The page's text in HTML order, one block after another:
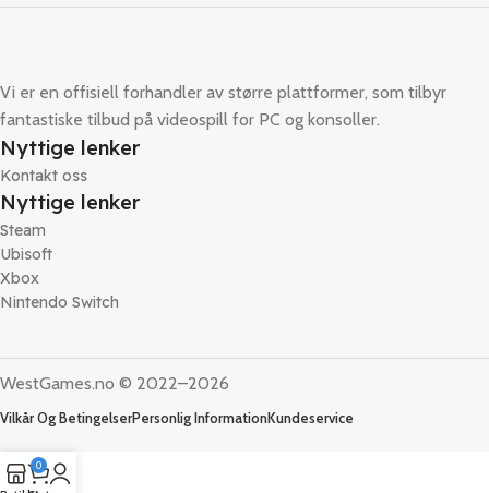
Vi er en offisiell forhandler av større plattformer, som tilbyr
fantastiske tilbud på videospill for PC og konsoller.
Nyttige lenker
Kontakt oss
Nyttige lenker
Steam
Ubisoft
Xbox
Nintendo Switch
WestGames.no © 2022–2026
Vilkår Og BetingelserPersonlig InformationKundeservice
0